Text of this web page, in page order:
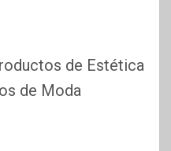
de Estética
de Moda